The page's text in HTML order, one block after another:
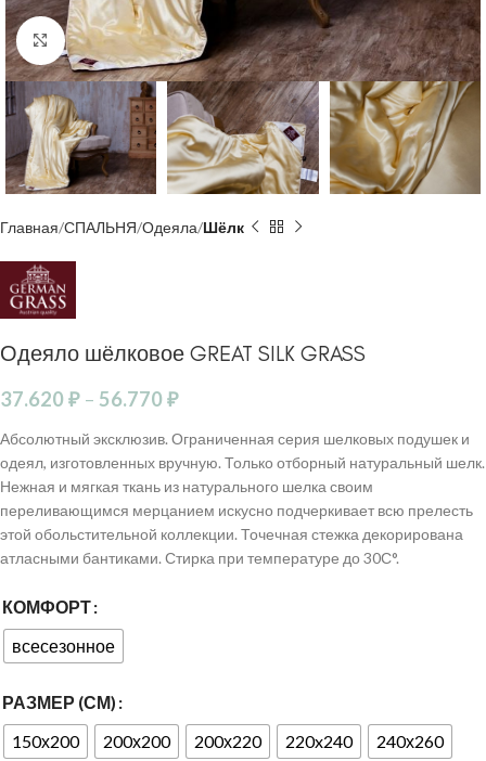
Click to enlarge
Главная СПАЛЬНЯ Одеяла Шёлк
Одеяло шёлковое GREAT SILK GRASS
37.620₽ – 56.770₽
Абсолютный эксклюзив. Ограниченная серия шелковых подушек и
одеял, изготовленных вручную. Только отборный натуральный шелк.
Нежная и мягкая ткань из натурального шелка своим
переливающимся мерцанием искусно подчеркивает всю прелесть
этой обольстительной коллекции. Точечная стежка декорирована
атласными бантиками. Стирка при температуре до 30С°.
КОМФОРТ
всесезонное
РАЗМЕР (СМ)
150х200
200х200 200х220 220x240 240х260